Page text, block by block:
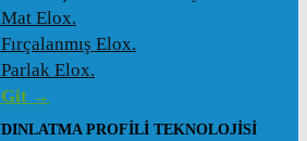
Elox.
Elox.
Elox.
Git →
PROFILI TEKNOLOJISI